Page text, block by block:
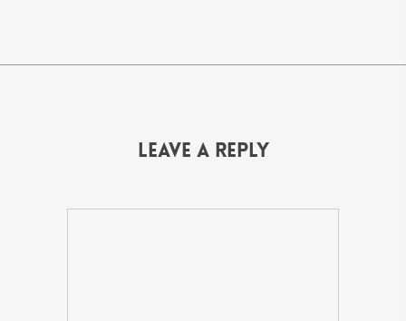
Leave a Reply